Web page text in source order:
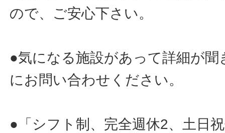
ので、ご安心下さい。
●気になる施設があって詳細が
にお問い合わせください。
●「シフト制、完全週休2、土日